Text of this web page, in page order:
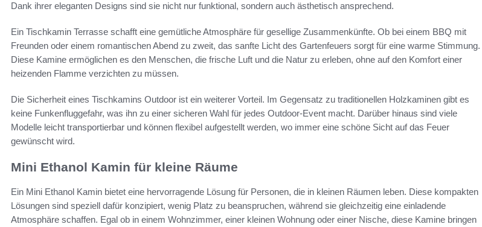
Dank ihrer eleganten Designs sind sie nicht nur funktional, sondern auch ästhetisch ansprechend.
Ein Tischkamin Terrasse schafft eine gemütliche Atmosphäre für gesellige Zusammenkünfte. Ob bei einem BBQ mit
Freunden oder einem romantischen Abend zu zweit, das sanfte Licht des Gartenfeuers sorgt für eine warme Stimmung.
Diese Kamine ermöglichen es den Menschen, die frische Luft und die Natur zu erleben, ohne auf den Komfort einer
heizenden Flamme verzichten zu müssen.
Die Sicherheit eines Tischkamins Outdoor ist ein weiterer Vorteil. Im Gegensatz zu traditionellen Holzkaminen gibt es
keine Funkenfluggefahr, was ihn zu einer sicheren Wahl für jedes Outdoor-Event macht. Darüber hinaus sind viele
Modelle leicht transportierbar und können flexibel aufgestellt werden, wo immer eine schöne Sicht auf das Feuer
gewünscht wird.
Mini Ethanol Kamin für kleine Räume
Ein Mini Ethanol Kamin bietet eine hervorragende Lösung für Personen, die in kleinen Räumen leben. Diese kompakten
Lösungen sind speziell dafür konzipiert, wenig Platz zu beanspruchen, während sie gleichzeitig eine einladende
Atmosphäre schaffen. Egal ob in einem Wohnzimmer, einer kleinen Wohnung oder einer Nische, diese Kamine bringen